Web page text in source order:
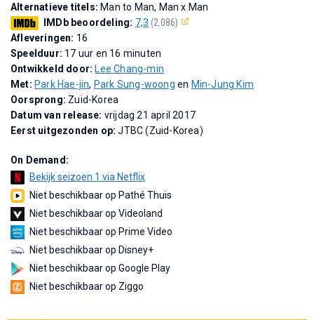
Alternatieve titels: Man to Man, Man x Man
IMDb beoordeling: 7,3 (2.086)
Afleveringen: 16
Speelduur: 17 uur en 16 minuten
Ontwikkeld door: Lee Chang-min
Met: Park Hae-jin, Park Sung-woong en Min-Jung Kim
Oorsprong: Zuid-Korea
Datum van release: vrijdag 21 april 2017
Eerst uitgezonden op:JTBC (Zuid-Korea)
On Demand:
Bekijk seizoen 1 via Netflix
Niet beschikbaar op Pathé Thuis
Niet beschikbaar op Videoland
Niet beschikbaar op Prime Video
Niet beschikbaar op Disney+
Niet beschikbaar op Google Play
Niet beschikbaar op Ziggo